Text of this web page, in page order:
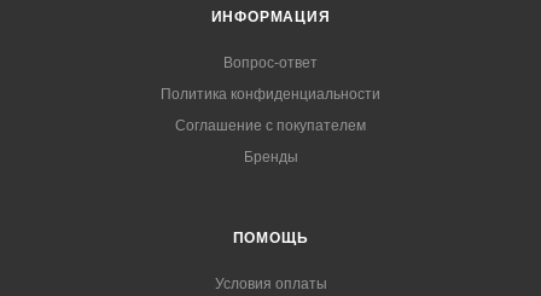
ИНФОРМАЦИЯ
Вопрос-ответ
Политика конфиденциальности
Соглашение с покупателем
Бренды
ПОМОЩЬ
Условия оплаты